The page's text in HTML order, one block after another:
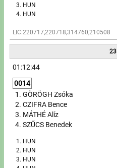
HUN
HUN
LIC:220717,220718,314760,210508
23
01:12:44
0014
GÖRÖGH Zsóka
CZIFRA Bence
MÁTHÉ Alíz
SZŰCS Benedek
HUN
HUN
HUN